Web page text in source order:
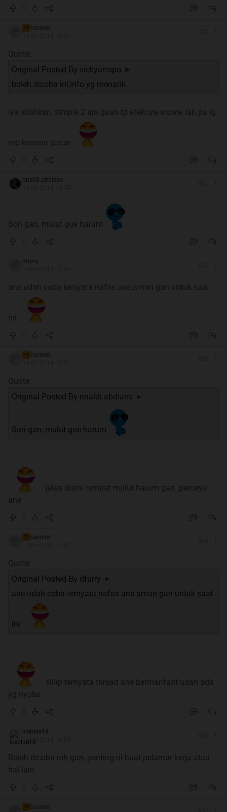
0
TS baron6
Quote:
Original Posted By vickyartopo ►
boleh dicoba ini,info yg menarik
iya silahkan, simple 2 aja gaan tp efeknya woww lah pa lg
mo ketemu pacar
0
rinaldi.abdians
Sori gan, mulut gue harum
0
dfurry
ane udah coba ternyata nafas ane aman gan untuk saat
ini
0
TS baron6
Quote:
Original Posted By rinaldi.abdians ►
Sori gan, mulut gue harum
jelas disini tempat mulut harum gan. percaya
ane
0
TS baron6
Quote:
Original Posted By dfurry ►
ane udah coba ternyata nafas ane aman gan untuk saat
ini
siiiip ternyata thread ane bermanfaat udah ada
yg nyoba
0
iceblue18
14-05-2014 14:03
Boleh dicoba nih gan, penting ni buat pelamar kerja atau
hal lain
0
TS baron6